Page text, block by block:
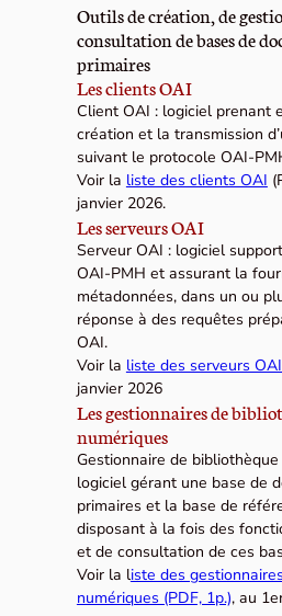
Outils de création, de
consultation de bases de
primaires
Les clients OAI
Client OAI : logiciel prenant
création et la transmission
suivant le protocole OAI-
Voir la liste des clients OAI
janvier 2026.
Les serveurs OAI
Serveur OAI : logiciel
OAI-PMH et assurant la
métadonnées, dans un ou
réponse à des requêtes
OAI.
Voir la liste des serveurs
janvier 2026
Les gestionnaires de
numériques
Gestionnaire de
logiciel gérant une base de
primaires et la base de
disposant à la fois des
et de consultation de ces
Voir la liste des
numériques (PDF, 1p.), au